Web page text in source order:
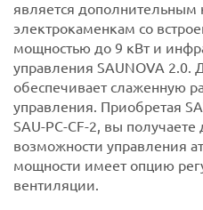
является
электрокаменкам со
мощностью до 9 кВт и
управления SAUNOVA 2.0.
обеспечивает слаженную
управления. Приобретая
SAU-PC-CF-2, вы
возможности управления
мощности имеет опцию
вентиляции.